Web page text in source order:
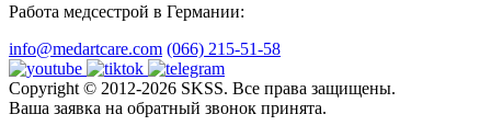
Работа медсестрой в Германии:
info@medartcare.com (066) 215-51-58
Copyright © 2012-2026 SKSS. Все права защищены.
Ваша заявка на обратный звонок принята.